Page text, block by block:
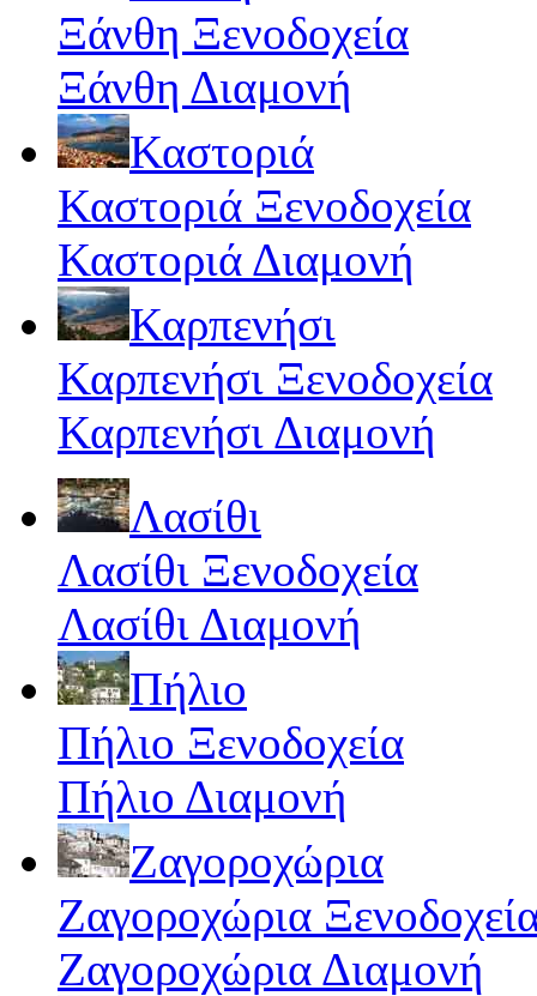
Ξάνθη Ξενοδοχεία
Ξάνθη Διαμονή
Καστοριά
Καστοριά Ξενοδοχεία
Καστοριά Διαμονή
Καρπενήσι
Καρπενήσι Ξενοδοχεία
Καρπενήσι Διαμονή
Λασίθι
Λασίθι Ξενοδοχεία
Λασίθι Διαμονή
Πήλιο
Πήλιο Ξενοδοχεία
Πήλιο Διαμονή
Ζαγοροχώρια
Ζαγοροχώρια
Ζαγοροχώρια Διαμονή